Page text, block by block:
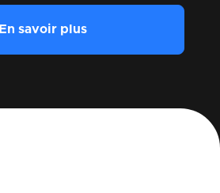
En savoir plus